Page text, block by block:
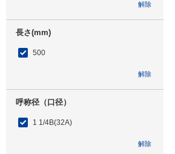
解除
長さ(mm)
500
解除
呼称径（口径）
1 1/4B(32A)
解除